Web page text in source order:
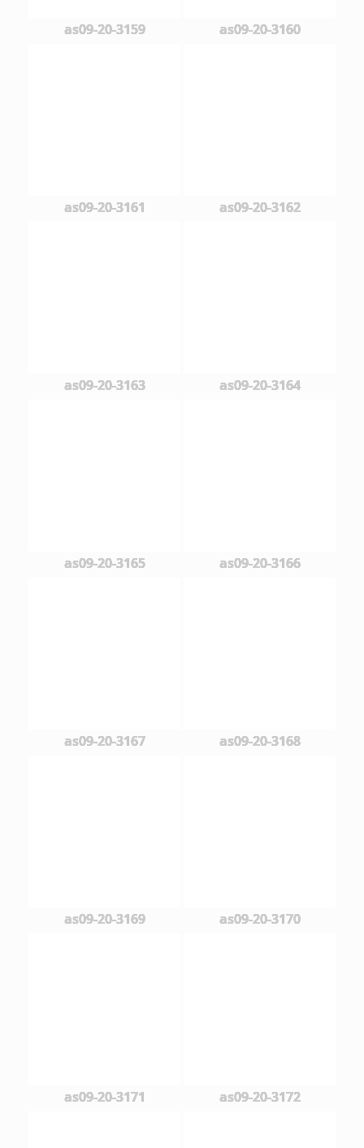
as09-20-3159 as09-20-3160
as09-20-3161 as09-20-3162
as09-20-3163 as09-20-3164
as09-20-3165 as09-20-3166
as09-20-3167 as09-20-3168
as09-20-3169 as09-20-3170
as09-20-3171 as09-20-3172